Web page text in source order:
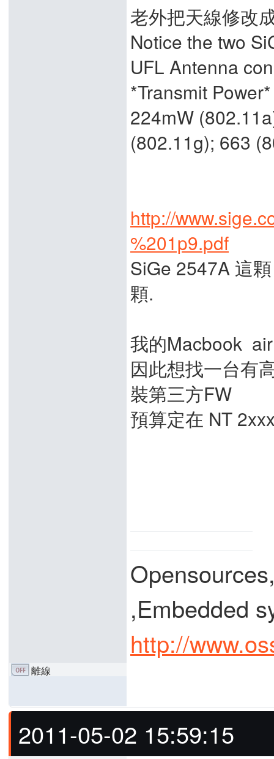
老外把天線修改
Notice the two
UFL Antenna
*Transmit Power*
224mW
(802.11g); 663
http://
%201p9.pdf
SiGe 2547A 這
顆.
我的Macbook
因此想找一台有
裝第三方FW
預算定在 NT
,Embedded
http://
離線
2011-05-02 15:59:15